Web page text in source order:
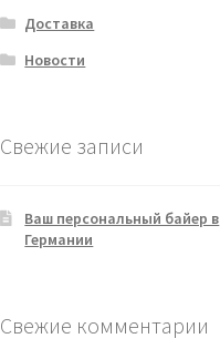
Доставка
Новости
Свежие записи
Ваш персональный байер в
Германии
Свежие комментарии